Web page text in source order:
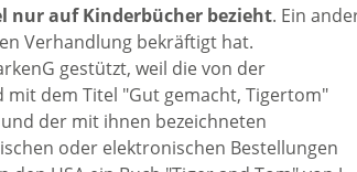
nur auf Kinderbücher bezieht. Ein
Verhandlung bekräftigt hat.
gestützt, weil die von der
dem Titel "Gut gemacht, Tigertom"
der mit ihnen bezeichneten
oder elektronischen Bestellungen